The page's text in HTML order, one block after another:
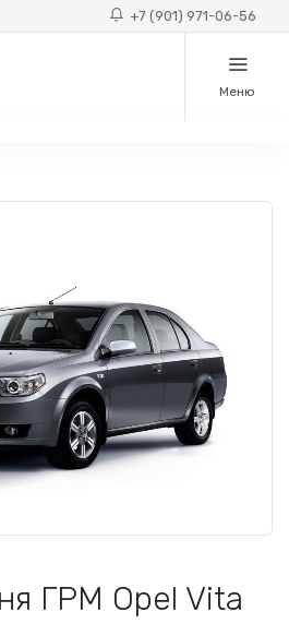
+7 (901) 971-06-56
Меню
ГРМ Opel Vita